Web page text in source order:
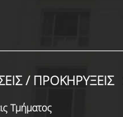
/ ΠΡΟΚΗΡΥΞΕΙΣ
Τμήματος